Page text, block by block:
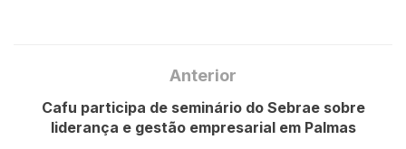
Anterior
Cafu participa de seminário do Sebrae sobre
liderança e gestão empresarial em Palmas